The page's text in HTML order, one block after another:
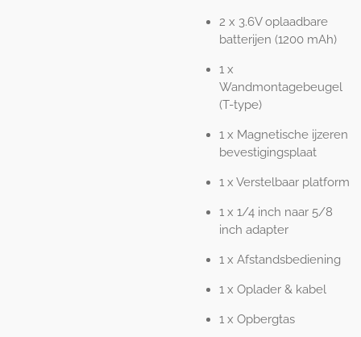
2 x 3.6V oplaadbare
batterijen (1200 mAh)
1 x
Wandmontagebeugel
(T-type)
1 x Magnetische ijzeren
bevestigingsplaat
1 x Verstelbaar platform
1 x 1/4 inch naar 5/8
inch adapter
1 x Afstandsbediening
1 x Oplader & kabel
1 x Opbergtas